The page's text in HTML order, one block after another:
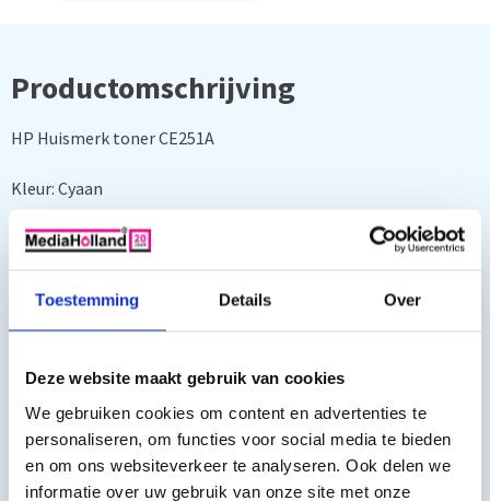
Toestemming Details Over
Deze website maakt gebruik van cookies
We gebruiken cookies om content en advertenties te
personaliseren, om functies voor social media te bieden
en om ons websiteverkeer te analyseren. Ook delen we
informatie over uw gebruik van onze site met onze
Productomschrijving
HP Huismerk toner CE251A
Kleur: Cyaan
Capaciteit: 7000 pagina's
Deze toner cartridge is geschikt voor o.a. de volgende printers:
CP3520 , CP3523 , CP3525 , CP3525 DN , CP3525 N , CP3525 X ,